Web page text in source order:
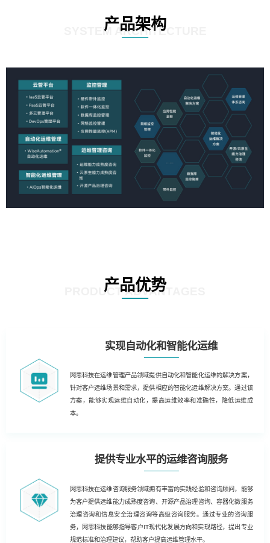
产品架构
SYSTEM ARCHITECTURE
产品优势
PRODUCT ADVANTAGES
实现自动化和智能化运维
网思科技在运维管理产品领域提供自动化和智能化运维的解决方案，
针对客户运维场景和需求，提供相应的智能化运维解决方案。通过该
方案，能够实现运维自动化，提高运维效率和准确性，降低运维成
本。
提供专业水平的运维咨询服务
网思科技在运维咨询服务领域拥有丰富的实践经验和咨询顾问，能够
为客户提供运维能力成熟度咨询、开源产品治理咨询、容器化微服务
治理咨询和信息安全治理咨询等高级咨询服务。通过专业的咨询服
务，网思科技能够指导客户IT现代化发展方向和实现路径，提出专业
规范标准和治理建议，帮助客户提高运维管理水平。